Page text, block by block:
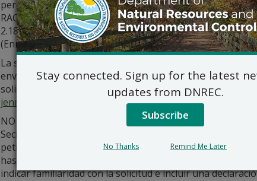
permiso: APC-1982/0083-CONSTRUCTION (Enmienda
RACT). La caldera 7 conservará el permiso para emitir un
2.188 TPY de PM10, 0.257 TPY de SOXy 1.750 TPY de VOC
(Enmienda 4)(MNSR)(NOXRACT)(NSPS).
La solicitud de este permiso puede revisarse a pedido.
enviar comentarios, obtener información adicional o
solicitud, por favor, comuníquese con Jennifer Childears
jennifer.childears@delaware.gov.
NO se llevará a cabo una audiencia pública sobre
Secretaría del Departamento de Recursos Naturales y
petición de audiencia con respecto a esa solicitud dentro
hasta el 29 de abril de 2024. La petición de audiencia
indicar familiaridad con la solicitud e incluir una
Stay connected. Sign up for the latest
updates from DNREC.
Subscribe
No Thanks Remind Me Later